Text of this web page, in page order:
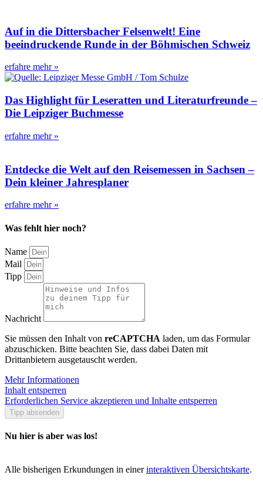
Auf in die Dittersbacher Felsenwelt! Eine
beeindruckende Runde in der Böhmischen Schweiz
erfahre mehr »
Das Highlight für Leseratten und Literaturfreunde –
Die Leipziger Buchmesse
erfahre mehr »
Entdecke die Welt auf den Reisemessen in Sachsen –
Dein kleiner Jahresplaner
erfahre mehr »
Was fehlt hier noch?
Name
Mail
Tipp
Nachricht
Sie müssen den Inhalt von reCAPTCHA laden, um das Formular
abzuschicken. Bitte beachten Sie, dass dabei Daten mit
Drittanbietern ausgetauscht werden.
Mehr Informationen
Inhalt entsperren
Erforderlichen Service akzeptieren und Inhalte entsperren
Tipp absenden
Nu hier is aber was los!
Alle bisherigen Erkundungen in einerinteraktiven Übersichtskarte.